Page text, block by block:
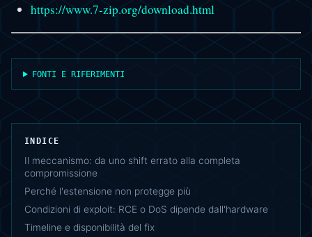
https://www.7-zip.org/download.html
FONTI E RIFERIMENTI
INDICE
Il meccanismo: da uno shift errato alla completa
compromissione
Perché l'estensione non protegge più
Condizioni di exploit: RCE o DoS dipende dall'hardware
Timeline e disponibilità del fix